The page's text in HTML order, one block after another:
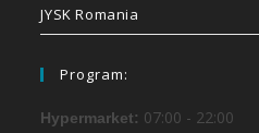
JYSK Romania
Program:
Hypermarket: 07:00 - 22:00